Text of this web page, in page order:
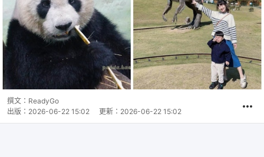
撰文： ReadyGo
出版： 2026-06-22 15:02 更新： 2026-06-22 15:02